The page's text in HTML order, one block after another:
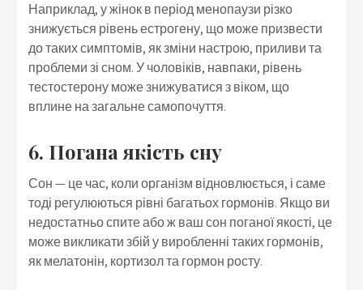
Наприклад, у жінок в період менопаузи різко
знижується рівень естрогену, що може призвести
до таких симптомів, як зміни настрою, приливи та
проблеми зі сном. У чоловіків, навпаки, рівень
тестостерону може знижуватися з віком, що
вплине на загальне самопочуття.
6. Погана якість сну
Сон — це час, коли організм відновлюється, і саме
тоді регулюються рівні багатьох гормонів. Якщо ви
недостатньо спите або ж ваш сон поганої якості, це
може викликати збій у виробленні таких гормонів,
як мелатонін, кортизол та гормон росту.